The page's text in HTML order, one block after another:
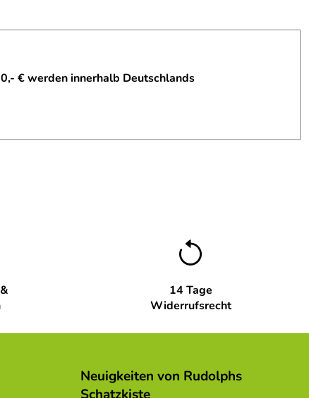
€ werden innerhalb Deutschlands
14 Tage
Widerrufsrecht
Neuigkeiten von Rudolphs